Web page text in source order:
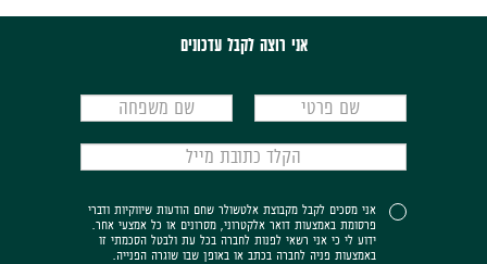
אני רוצה לקבל עדכונים
אני מסכים לקבל מקבוצת אלטשולר שחם הודעות שיווקיות ודברי
פרסומת באמצעות דואר אלקטרוני, מסרונים או כל אמצעי אחר.
ידוע לי כי אני רשאי לפנות לחברה בכל עת ולבטל הסכמתי זו
באמצעות פניה לחברה בכתב או באופן שבו שוגרה הפנייה.